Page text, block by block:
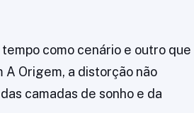
como cenário e outro que
A Origem, a distorção não
camadas de sonho e da